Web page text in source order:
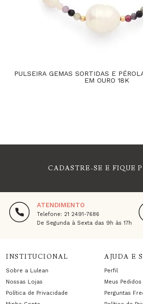
PULSEIRA GEMAS SORTIDAS E
EM OURO 18K
CADASTRE-SE E FIQUE
ATENDIMENTO
Telefone: 21 2491-7686
De Segunda à Sexta das 9h às 17h
INSTITUCIONAL
Sobre a Lulean
Nossas Lojas
Política de Privacidade
AJUDA E
Perfil
Meus Pedidos
Perguntas